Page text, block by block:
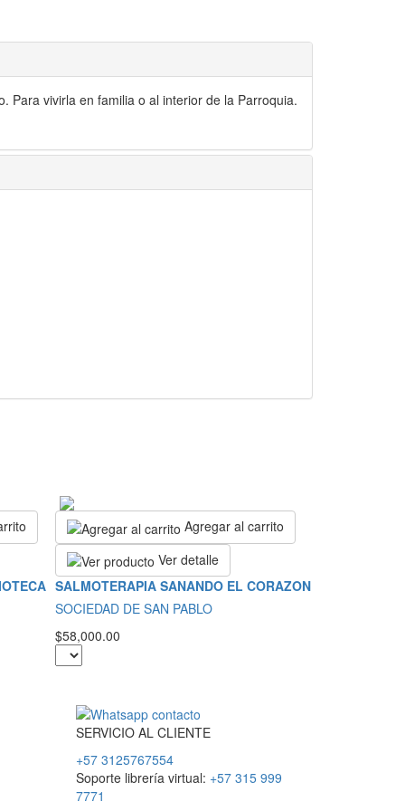
Para vivirla en familia o al interior de la Parroquia.
Agregar al carrito
Ver detalle
SALMOTERAPIA SANANDO EL CORAZON
SOCIEDAD DE SAN PABLO
$58,000.00
SERVICIOAL CLIENTE
+57 3125767554
Soporte librería virtual: +57 315 999
7771